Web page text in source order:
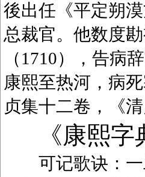
後出任《平定朔
总裁官。他数度
（1710），告病
康熙至热河，病
贞集十二卷，《
《康熙
可记歌诀：一